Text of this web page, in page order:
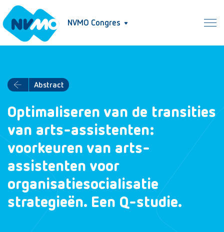
NVMO Congres
Abstract
Optimaliseren van de transities
van arts-assistenten:
voorkeuren van arts-
assistenten voor
organisatiesocialisatie
strategieën. Een Q-studie.